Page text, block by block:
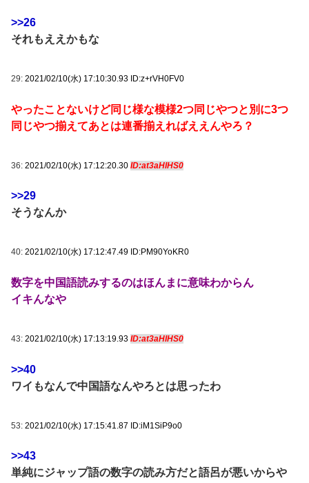
>>26
それもええかもな
29: 2021/02/10(水) 17:10:30.93 ID:z+rVH0FV0
やったことないけど同じ様な模様2つ同じやつと別に3つ
同じやつ揃えてあとは連番揃えればええんやろ？
36: 2021/02/10(水) 17:12:20.30 ID:at3aHIHS0
>>29
そうなんか
40: 2021/02/10(水) 17:12:47.49 ID:PM90YoKR0
数字を中国語読みするのはほんまに意味わからん
イキんなや
43: 2021/02/10(水) 17:13:19.93 ID:at3aHIHS0
>>40
ワイもなんで中国語なんやろとは思ったわ
53: 2021/02/10(水) 17:15:41.87 ID:iM1SiP9o0
>>43
単純にジャップ語の数字の読み方だと語呂が悪いからや